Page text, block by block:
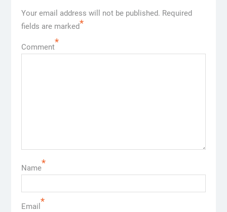
Your email address will not be published. Required
fields are marked*
Comment*
Name*
Email *